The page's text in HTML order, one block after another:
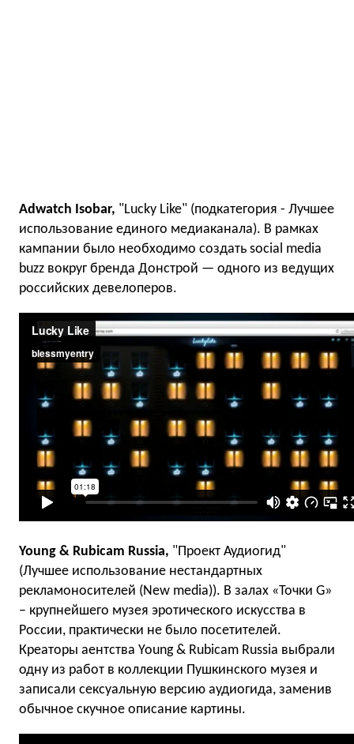
Adwatch Isobar, "Lucky Like" (подкатегория - Лучшее
использование единого медиаканала). В рамках
кампании было необходимо создать social media
buzz вокруг бренда Донстрой — одного из ведущих
российских девелоперов.
Young & Rubicam Russia, "Проект Аудиогид"
(Лучшее использование нестандартных
рекламоносителей (New media)). В залах «Точки G»
– крупнейшего музея эротического искусства в
России, практически не было посетителей.
Креаторы аентства Young & Rubicam Russia выбрали
одну из работ в коллекции Пушкинского музея и
записали сексуальную версию аудиогида, заменив
обычное скучное описание картины.